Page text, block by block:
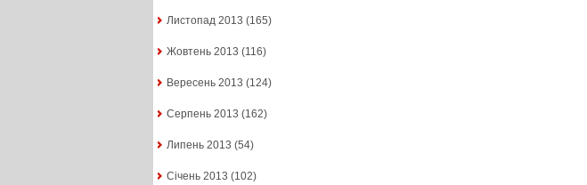
Листопад 2013 (165)
Жовтень 2013 (116)
Вересень 2013 (124)
Серпень 2013 (162)
Липень 2013 (54)
Січень 2013 (102)